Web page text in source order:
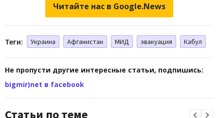
Читайте нас в Google.News
Теги: Украина Афганистан МИД эвакуация Кабул
Не пропусти другие интересные статьи, подпишись:
bigmir)net в facebook
Статьи по теме